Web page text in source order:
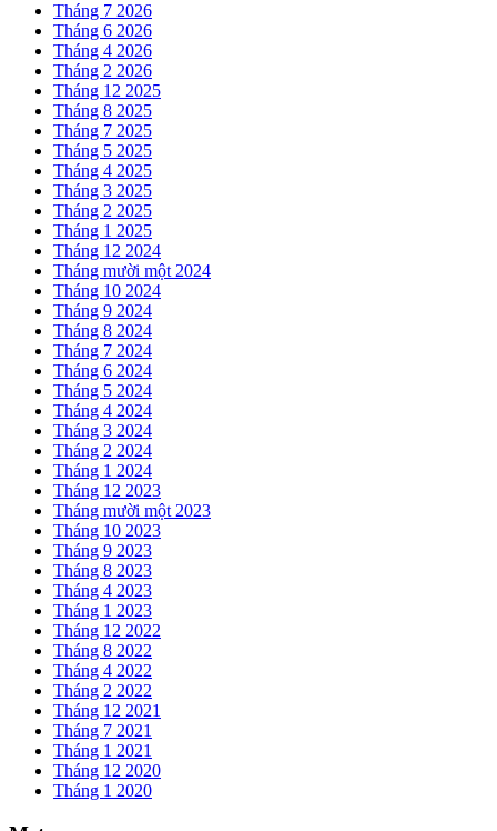
Tháng 7 2026
Tháng 6 2026
Tháng 4 2026
Tháng 2 2026
Tháng 12 2025
Tháng 8 2025
Tháng 7 2025
Tháng 5 2025
Tháng 4 2025
Tháng 3 2025
Tháng 2 2025
Tháng 1 2025
Tháng 12 2024
Tháng mười một 2024
Tháng 10 2024
Tháng 9 2024
Tháng 8 2024
Tháng 7 2024
Tháng 6 2024
Tháng 5 2024
Tháng 4 2024
Tháng 3 2024
Tháng 2 2024
Tháng 1 2024
Tháng 12 2023
Tháng mười một 2023
Tháng 10 2023
Tháng 9 2023
Tháng 8 2023
Tháng 4 2023
Tháng 1 2023
Tháng 12 2022
Tháng 8 2022
Tháng 4 2022
Tháng 2 2022
Tháng 12 2021
Tháng 7 2021
Tháng 1 2021
Tháng 12 2020
Tháng 1 2020